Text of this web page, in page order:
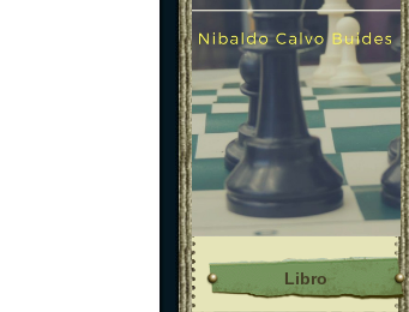
Libro